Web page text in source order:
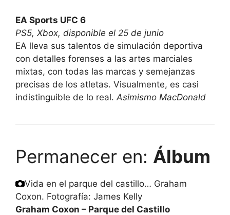
EA Sports UFC 6
PS5, Xbox, disponible el 25 de junio
EA lleva sus talentos de simulación deportiva
con detalles forenses a las artes marciales
mixtas, con todas las marcas y semejanzas
precisas de los atletas. Visualmente, es casi
indistinguible de lo real. Asimismo MacDonald
Permanecer en: Álbum
Vida en el parque del castillo… Graham
Coxon. Fotografía: James Kelly
Graham Coxon – Parque del Castillo